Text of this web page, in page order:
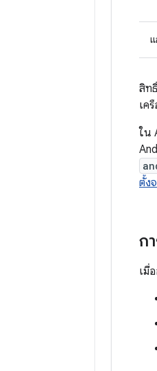
สิท
เค
ใน
ตั้ง
ก
เมื่